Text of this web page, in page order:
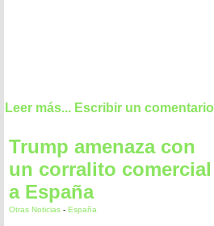
Leer más... Escribir un comentario
Trump amenaza con
un corralito comercial
a España
Otras Noticias - España